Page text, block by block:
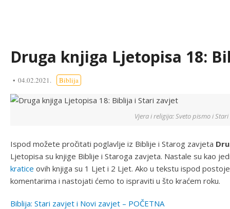
Druga knjiga Ljetopisa 18:
04.02.2021. Biblija
Vjera i religija: Sveto pismo i
Ispod možete pročitati poglavlje iz Biblije i Starog zavjeta
Ljetopisa su knjige Biblije i Staroga zavjeta. Nastale su kao
kratice ovih knjiga su 1 Ljet i 2 Ljet. Ako u tekstu ispod
komentarima i nastojati ćemo to ispraviti u što kraćem roku.
Biblija: Stari zavjet i Novi zavjet – POČETNA